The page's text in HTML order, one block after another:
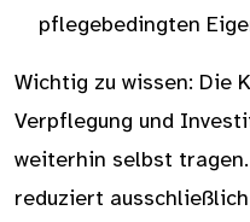
pflegebedingten
Wichtig zu wissen: Die
Verpflegung und
weiterhin selbst
reduziert